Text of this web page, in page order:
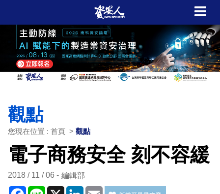
觀點
您現在位置 : 首頁 > 觀點
電子商務安全 刻不容緩
2018 / 11 / 06 編輯部
Facebook
Line X LinkedIn
Email